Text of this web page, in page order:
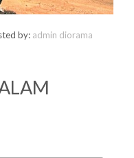
by: admin diorama